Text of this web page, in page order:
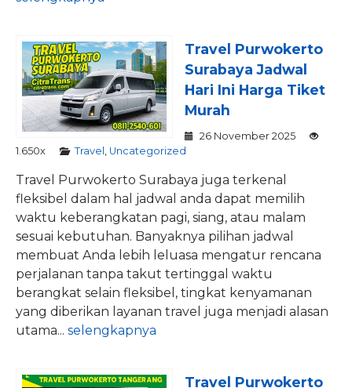
Travel Purwokerto
Surabaya Jadwal
Hari Ini Harga Tiket
Murah
26 November 2025
1.650x
Travel Uncategorized
Travel Purwokerto Surabaya juga terkenal
fleksibel dalam hal jadwal anda dapat memilih
waktu keberangkatan pagi, siang, atau malam
sesuai kebutuhan. Banyaknya pilihan jadwal
membuat Anda lebih leluasa mengatur rencana
perjalanan tanpa takut tertinggal waktu
berangkat selain fleksibel, tingkat kenyamanan
yang diberikan layanan travel juga menjadi alasan
utama... selengkapnya
Travel Purwokerto